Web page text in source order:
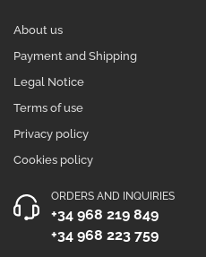
About us
Payment and Shipping
Legal Notice
Terms of use
Privacy policy
Cookies policy
ORDERS AND INQUIRIES
+34 968 219 849
+34 968 223 759